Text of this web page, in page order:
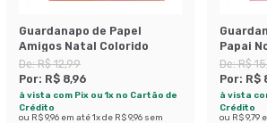
Guardanapo de Papel
Amigos Natal Colorido
De:R$ 12,99
Por: R$ 8,96
à vista com Pix ou 1x no Cartão de
Crédito
ou R$ 9,96 em até1x de R$ 9,96 sem
Papai
De:R$
Por: R$
à vista
Crédito
ou R$ 9,79